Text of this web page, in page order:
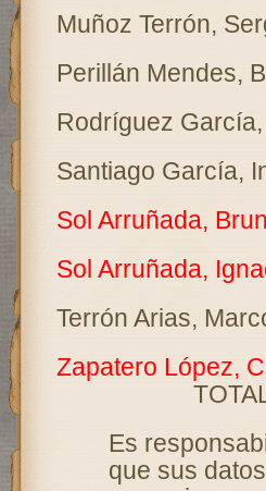
Muñoz Terrón,
Perillán Mendes,
Rodríguez
Santiago García,
Sol Arruñada,
Sol Arruñada,
Terrón Arias,
Zapatero López,
Es
que sus